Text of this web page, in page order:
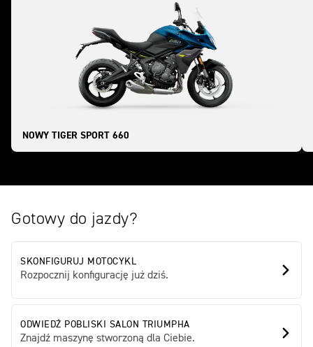
NOWY TIGER SPORT 660
Gotowy do jazdy?
SKONFIGURUJ MOTOCYKL
Rozpocznij konfigurację już dziś.
ODWIEDŹ POBLISKI SALON TRIUMPHA
Znajdź maszynę stworzoną dla Ciebie.